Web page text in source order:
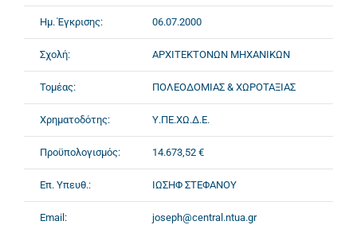
Ημ. Έγκρισης: 06.07.2000
Σχολή: ΑΡΧΙΤΕΚΤΟΝΩΝ ΜΗΧΑΝΙΚΩΝ
Τομέας: ΠΟΛΕΟΔΟΜΙΑΣ & ΧΩΡΟΤΑΞΙΑΣ
Χρηματοδότης: Υ.ΠΕ.ΧΩ.Δ.Ε.
Προϋπολογισμός: 14.673,52 €
Επ. Υπευθ.: ΙΩΣΗΦ ΣΤΕΦΑΝΟΥ
Email: joseph@central.ntua.gr